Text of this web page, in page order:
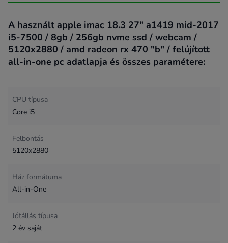
A használt apple imac 18.3 27" a1419 mid-2017
i5-7500 / 8gb / 256gb nvme ssd / webcam /
5120x2880 / amd radeon rx 470 "b" / felújított
all-in-one pc adatlapja és összes paramétere:
CPU típusa
Core i5
Felbontás
5120x2880
Ház formátuma
All-in-One
Jótállás típusa
2 év saját